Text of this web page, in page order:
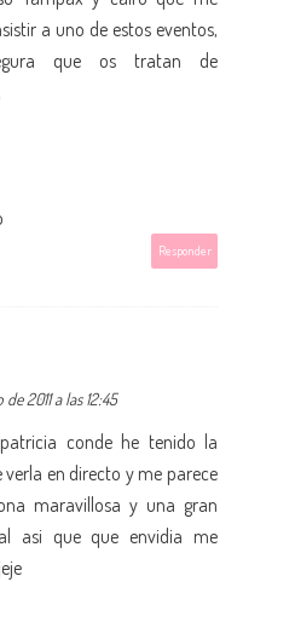
a uno de estos eventos,
que os tratan de
Responder
2011 a las 12:45
conde he tenido la
verla en directo y me parece
maravillosa y una gran
asi que que envidia me